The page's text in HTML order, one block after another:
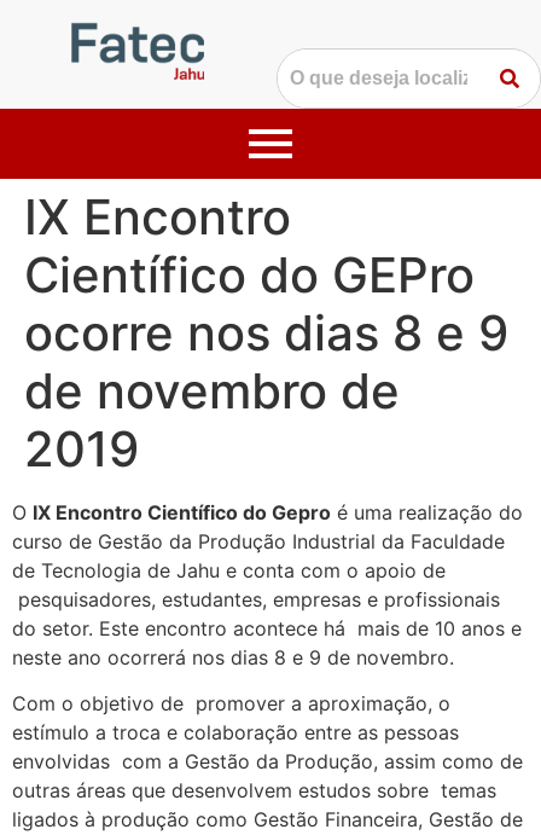
IX Encontro
Científico do GEPro
ocorre nos dias 8 e 9
de novembro de
2019
O IX Encontro Científico do Gepro é uma realização do
curso de Gestão da Produção Industrial da Faculdade
de Tecnologia de Jahu e conta com o apoio de
pesquisadores, estudantes, empresas e profissionais
do setor. Este encontro acontece há mais de 10 anos e
neste ano ocorrerá nos dias 8 e 9 de novembro.
Com o objetivo de promover a aproximação, o
estímulo a troca e colaboração entre as pessoas
envolvidas com a Gestão da Produção, assim como de
outras áreas que desenvolvem estudos sobre temas
ligados à produção como Gestão Financeira, Gestão de